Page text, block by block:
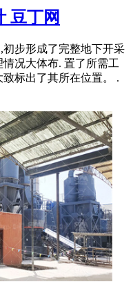
豆丁网
步形成了完整地下开采
况大体布. 置了所需工
标出了其所在位置。 .